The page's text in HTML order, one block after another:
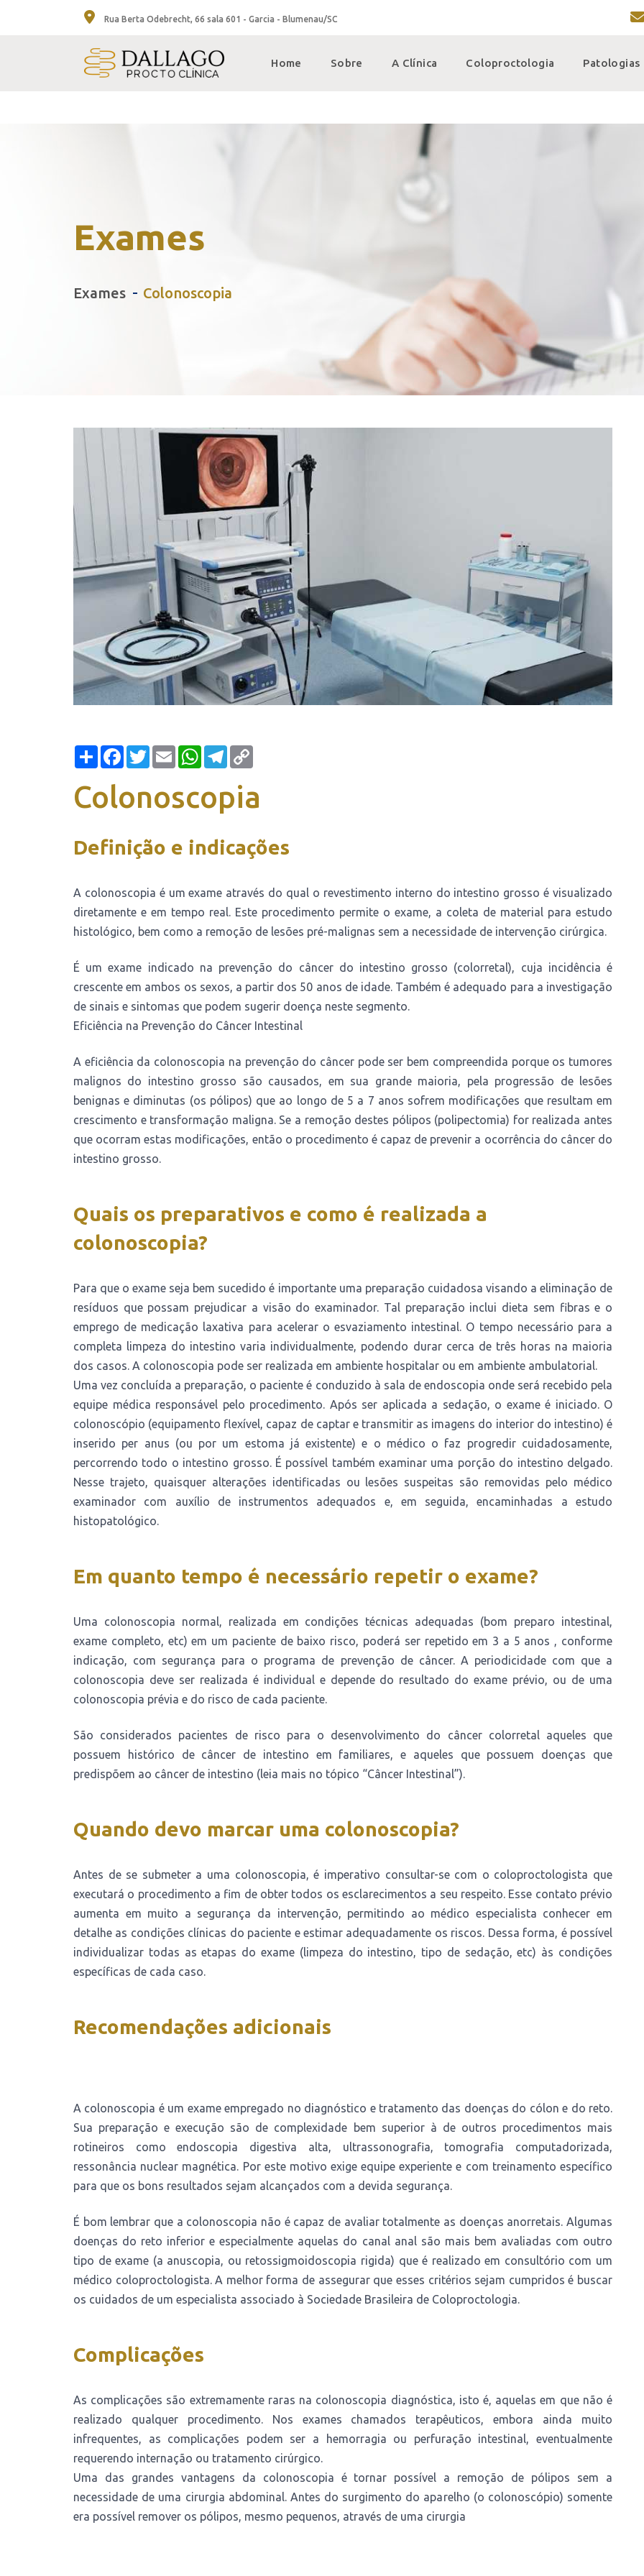
Rua Berta Odebrecht, 66 sala 601 - Garcia - Blumenau/SC
Home Sobre A Clínica Coloproctologia Patologias
Exames
Exames Colonoscopia
ShareFacebook
TwitterEmail WhatsApp
Telegram
Colonoscopia
Definição e indicações
A colonoscopia é um exame através do qual o revestimento interno do intestino grosso é visualizado
diretamente e em tempo real. Este procedimento permite o exame, a coleta de material para estudo
histológico, bem como a remoção de lesões pré-malignas sem a necessidade de intervenção cirúrgica.
É um exame indicado na prevenção do câncer do intestino grosso (colorretal), cuja incidência é
crescente em ambos os sexos, a partir dos 50 anos de idade. Também é adequado para a investigação
de sinais e sintomas que podem sugerir doença neste segmento.
Eficiência na Prevenção do Câncer Intestinal
A eficiência da colonoscopia na prevenção do câncer pode ser bem compreendida porque os tumores
malignos do intestino grosso são causados, em sua grande maioria, pela progressão de lesões
benignas e diminutas (os pólipos) que ao longo de 5 a 7 anos sofrem modificações que resultam em
crescimento e transformação maligna. Se a remoção destes pólipos (polipectomia) for realizada antes
que ocorram estas modificações, então o procedimento é capaz de prevenir a ocorrência do câncer do
intestino grosso.
Quais os preparativos e como é realizada a
colonoscopia?
Para que o exame seja bem sucedido é importante uma preparação cuidadosa visando a eliminação de
resíduos que possam prejudicar a visão do examinador. Tal preparação inclui dieta sem fibras e o
emprego de medicação laxativa para acelerar o esvaziamento intestinal. O tempo necessário para a
completa limpeza do intestino varia individualmente, podendo durar cerca de três horas na maioria
dos casos. A colonoscopia pode ser realizada em ambiente hospitalar ou em ambiente ambulatorial.
Uma vez concluída a preparação, o paciente é conduzido à sala de endoscopia onde será recebido pela
equipe médica responsável pelo procedimento. Após ser aplicada a sedação, o exame é iniciado. O
colonoscópio (equipamento flexível, capaz de captar e transmitir as imagens do interior do intestino) é
inserido per anus (ou por um estoma já existente) e o médico o faz progredir cuidadosamente,
percorrendo todo o intestino grosso. É possível também examinar uma porção do intestino delgado.
Nesse trajeto, quaisquer alterações identificadas ou lesões suspeitas são removidas pelo médico
examinador com auxílio de instrumentos adequados e, em seguida, encaminhadas a estudo
histopatológico.
Em quanto tempo é necessário repetir o exame?
Uma colonoscopia normal, realizada em condições técnicas adequadas (bom preparo intestinal,
exame completo, etc) em um paciente de baixo risco, poderá ser repetido em 3 a 5 anos , conforme
indicação, com segurança para o programa de prevenção de câncer. A periodicidade com que a
colonoscopia deve ser realizada é individual e depende do resultado do exame prévio, ou de uma
colonoscopia prévia e do risco de cada paciente.
São considerados pacientes de risco para o desenvolvimento do câncer colorretal aqueles que
possuem histórico de câncer de intestino em familiares, e aqueles que possuem doenças que
predispõem ao câncer de intestino (leia mais no tópico “Câncer Intestinal”).
Quando devo marcar uma colonoscopia?
Antes de se submeter a uma colonoscopia, é imperativo consultar-se com o coloproctologista que
executará o procedimento a fim de obter todos os esclarecimentos a seu respeito. Esse contato prévio
aumenta em muito a segurança da intervenção, permitindo ao médico especialista conhecer em
detalhe as condições clínicas do paciente e estimar adequadamente os riscos. Dessa forma, é possível
individualizar todas as etapas do exame (limpeza do intestino, tipo de sedação, etc) às condições
específicas de cada caso.
Recomendações adicionais
A colonoscopia é um exame empregado no diagnóstico e tratamento das doenças do cólon e do reto.
Sua preparação e execução são de complexidade bem superior à de outros procedimentos mais
rotineiros como endoscopia digestiva alta, ultrassonografia, tomografia computadorizada,
ressonância nuclear magnética. Por este motivo exige equipe experiente e com treinamento específico
para que os bons resultados sejam alcançados com a devida segurança.
É bom lembrar que a colonoscopia não é capaz de avaliar totalmente as doenças anorretais. Algumas
doenças do reto inferior e especialmente aquelas do canal anal são mais bem avaliadas com outro
tipo de exame (a anuscopia, ou retossigmoidoscopia rigida) que é realizado em consultório com um
médico coloproctologista. A melhor forma de assegurar que esses critérios sejam cumpridos é buscar
os cuidados de um especialista associado à Sociedade Brasileira de Coloproctologia.
Complicações
As complicações são extremamente raras na colonoscopia diagnóstica, isto é, aquelas em que não é
realizado qualquer procedimento. Nos exames chamados terapêuticos, embora ainda muito
infrequentes, as complicações podem ser a hemorragia ou perfuração intestinal, eventualmente
requerendo internação ou tratamento cirúrgico.
Uma das grandes vantagens da colonoscopia é tornar possível a remoção de pólipos sem a
necessidade de uma cirurgia abdominal. Antes do surgimento do aparelho (o colonoscópio) somente
era possível remover os pólipos, mesmo pequenos, através de uma cirurgia